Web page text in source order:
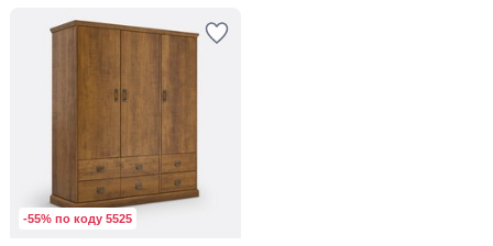
-55% по коду 5525